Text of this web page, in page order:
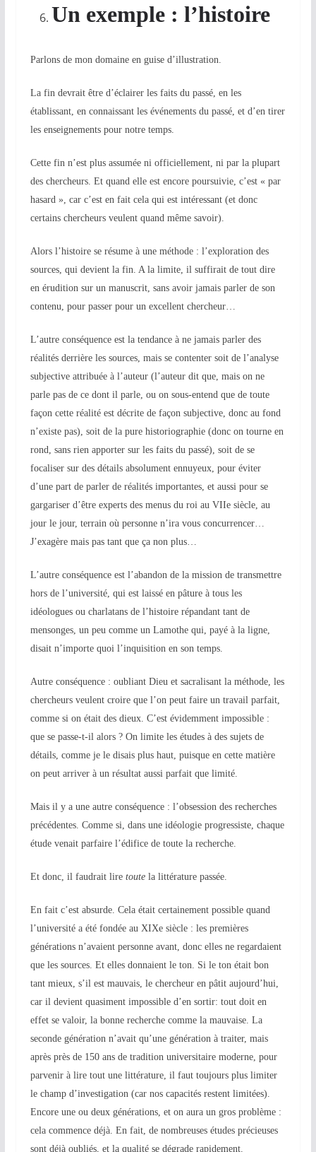
Un exemple : l’histoire
Parlons de mon domaine en guise d’illustration.
La fin devrait être d’éclairer les faits du passé, en les
établissant, en connaissant les événements du passé, et d’en tirer
les enseignements pour notre temps.
Cette fin n’est plus assumée ni officiellement, ni par la plupart
des chercheurs. Et quand elle est encore poursuivie, c’est « par
hasard », car c’est en fait cela qui est intéressant (et donc
certains chercheurs veulent quand même savoir)
Alors l’histoire se résume à une méthode : l’exploration des
sources, qui devient la fin. A la limite, il suffirait de tout dire
en érudition sur un manuscrit, sans avoir jamais parler de son
contenu, pour passer pour un excellent chercheur…
L’autre conséquence est la tendance à ne jamais parler des
réalités derrière les sources, mais se contenter soit de l’analyse
subjective attribuée à l’auteur (l’auteur dit que, mais on ne
parle pas de ce dont il parle, ou on sous-entend que de toute
façon cette réalité est décrite de façon subjective, donc au fond
n’existe pas), soit de la pure historiographie (donc on tourne en
rond, sans rien apporter sur les faits du passé), soit de se
focaliser sur des détails absolument ennuyeux, pour éviter
d’une part de parler de réalités importantes, et aussi pour se
gargariser d’être experts des menus du roi au VIIe siècle, au
jour le jour, terrain où personne n’ira vous concurrencer…
J’exagère mais pas tant que ça non plus…
L’autre conséquence est l’abandon de la mission de transmettre
hors de l’université, qui est laissé en pâture à tous les
idéologues ou charlatans de l’histoire répandant tant de
mensonges, un peu comme un Lamothe qui, payé à la ligne,
disait n’importe quoi l’inquisition en son temps.
Autre conséquence : oubliant Dieu et sacralisant la méthode, les
chercheurs veulent croire que l’on peut faire un travail parfait,
comme si on était des dieux. C’est évidemment impossible :
que se passe-t-il alors ? On limite les études à des sujets de
détails, comme je le disais plus haut, puisque en cette matière
on peut arriver à un résultat aussi parfait que limité.
Mais il y a une autre conséquence : l’obsession des recherches
précédentes. Comme si, dans une idéologie progressiste, chaque
étude venait parfaire l’édifice de toute la recherche.
Et donc, il faudrait lire toutela littérature passée.
En fait c’est absurde. Cela était certainement possible quand
l’université a été fondée au XIXe siècle : les premières
générations n’avaient personne avant, donc elles ne regardaient
que les sources. Et elles donnaient le ton. Si le ton était bon
tant mieux, s’il est mauvais, le chercheur en pâtit aujourd’hui,
car il devient quasiment impossible d’en sortir: tout doit en
effet se valoir, la bonne recherche comme la mauvaise. La
seconde génération n’avait qu’une génération à traiter, mais
après près de 150 ans de tradition universitaire moderne, pour
parvenir à lire tout une littérature, il faut toujours plus limiter
le champ d’investigation (car nos capacités restent limitées).
Encore une ou deux générations, et on aura un gros problème :
cela commence déjà. En fait, de nombreuses études précieuses
sont déjà oubliés, et la qualité se dégrade rapidement.